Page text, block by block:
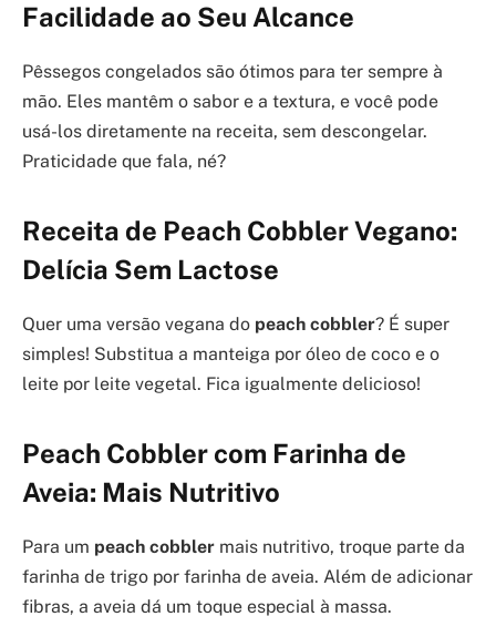
Facilidade ao Seu Alcance
Pêssegos congelados são ótimos para ter sempre à
mão. Eles mantêm o sabor e a textura, e você pode
usá-los diretamente na receita, sem descongelar.
Praticidade que fala, né?
Receita de Peach Cobbler Vegano:
Delícia Sem Lactose
Quer uma versão vegana do peach cobbler? É super
simples! Substitua a manteiga por óleo de coco e o
leite por leite vegetal. Fica igualmente delicioso!
Peach Cobbler com Farinha de
Aveia: Mais Nutritivo
Para um peach cobbler mais nutritivo, troque parte da
farinha de trigo por farinha de aveia. Além de adicionar
fibras, a aveia dá um toque especial à massa.